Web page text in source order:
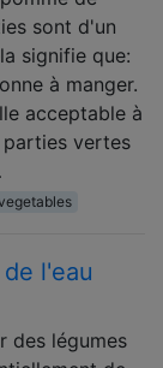
sont d'un
signifie que:
à manger.
acceptable à
parties vertes
l'eau
des légumes